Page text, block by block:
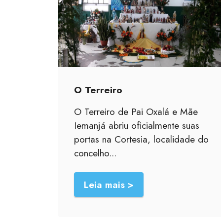
O Terreiro
O Terreiro de Pai Oxalá e Mãe
Iemanjá abriu oficialmente suas
portas na Cortesia, localidade do
concelho...
Leia mais >